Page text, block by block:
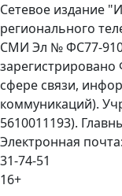
Сетевое издание
регионального
СМИ Эл № ФС77-
сфере связи,
коммуникаций).
5610011193).
Электронная
31-74-51
16+